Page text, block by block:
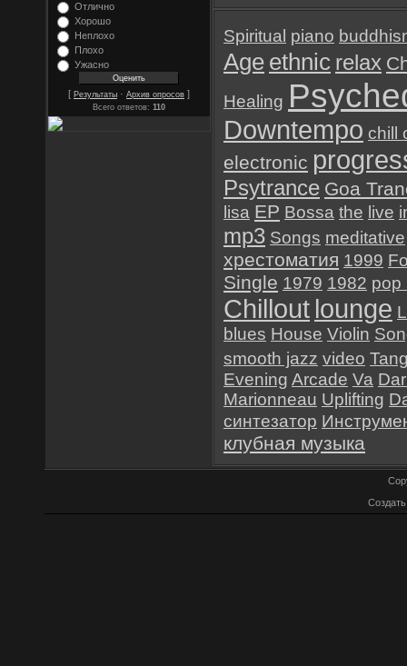
Отлично
Хорошо
Неплохо
Плохо
Ужасно
[ Результаты · Архив опросов ]
Всего ответов: 110
Spiritual piano
Age ethnic relax
Healing
Downtempo chill
electronic
Psytrance Goa
lisa EP Bossa the live
mp3 Songs meditative
хрестоматия 1999
Single 1979 1982 pop
Chillout lounge
blues House Violin
smooth jazz video
Evening Arcade Va
Marionneau Uplifting
синтезатор
клубная музыка